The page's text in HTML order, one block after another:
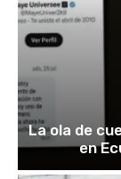
La ola de
en